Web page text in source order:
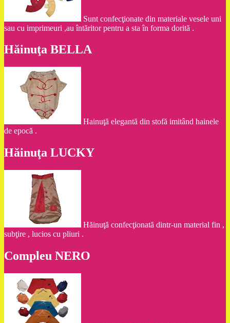
Sunt confecţionate din materiale vesele uni
sau cu imprimeuri ,au întăritor pentru a sta în forma dorită .
Hăinuţa BELLA
Hainuţă elegantă din stofă imitând hainele
de epocă .
Hăinuţa LUCKY
Hăinuţă confecţionată dintr-un material fin ,
subţire , lucios cu pliuri .
Compleu NERO